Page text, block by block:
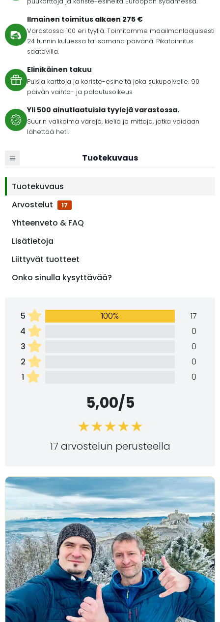
Ilmainen toimitus alkaen 275 €
Varastossa 100 eri tyyliä. Toimitamme maailmanlaajuisesti
24 tunnin kuluessa tai samana päivänä. Pikatoimitus
saatavilla.
Elinikäinen takuu
Puisia karttoja ja koriste-esineitä joka sukupolvelle. 90
päivän vaihto- ja palautusoikeus
Yli 500 ainutlaatuisia tyylejä varastossa.
Suurin valikoima värejä, kieliä ja mittoja, jotka voidaan
lähettää heti.
Tuotekuvaus
Tuotekuvaus
Arvostelut
17
Yhteenveto & FAQ
Lisätietoja
Liittyvät tuotteet
Onko sinulla kysyttävää?
5 100%
17
4
0
3
0
2
0
1
0
5,00/5
17 arvostelun perusteella